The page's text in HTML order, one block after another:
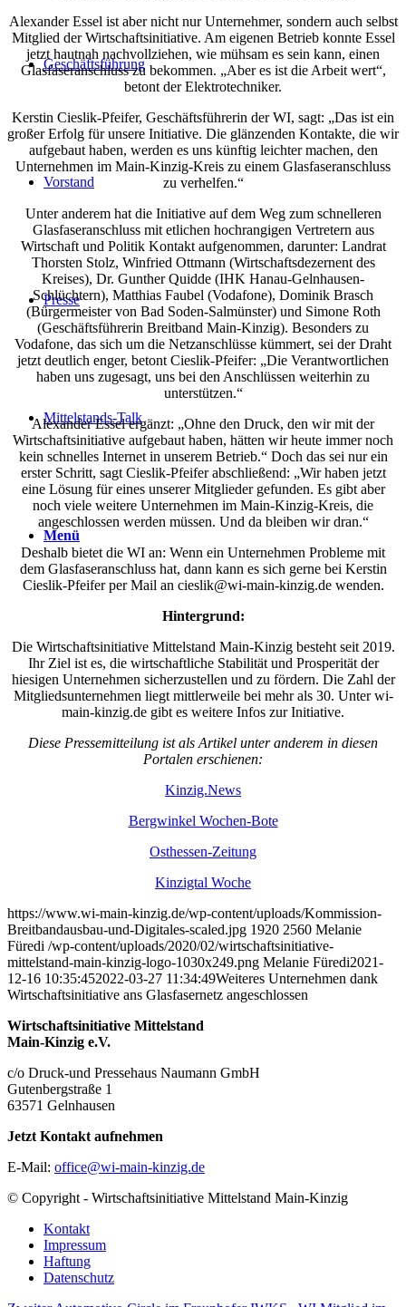
Geschäftsführung
Vorstand
Presse
Mittelstands-Talk
Menü
Alexander Essel ist aber nicht nur Unternehmer, sondern auch selbst
Mitglied der Wirtschaftsinitiative. Am eigenen Betrieb konnte Essel
jetzt hautnah nachvollziehen, wie mühsam es sein kann, einen
Glasfaseranschluss zu bekommen. „Aber es ist die Arbeit wert“,
betont der Elektrotechniker.
Kerstin Cieslik-Pfeifer, Geschäftsführerin der WI, sagt: „Das ist ein
großer Erfolg für unsere Initiative. Die glänzenden Kontakte, die wir
aufgebaut haben, werden es uns künftig leichter machen, den
Unternehmen im Main-Kinzig-Kreis zu einem Glasfaseranschluss
zu verhelfen.“
Unter anderem hat die Initiative auf dem Weg zum schnelleren
Glasfaseranschluss mit etlichen hochrangigen Vertretern aus
Wirtschaft und Politik Kontakt aufgenommen, darunter: Landrat
Thorsten Stolz, Winfried Ottmann (Wirtschaftsdezernent des
Kreises), Dr. Gunther Quidde (IHK Hanau-Gelnhausen-
Schlüchtern), Matthias Faubel (Vodafone), Dominik Brasch
(Bürgermeister von Bad Soden-Salmünster) und Simone Roth
(Geschäftsführerin Breitband Main-Kinzig). Besonders zu
Vodafone, das sich um die Netzanschlüsse kümmert, sei der Draht
jetzt deutlich enger, betont Cieslik-Pfeifer: „Die Verantwortlichen
haben uns zugesagt, uns bei den Anschlüssen weiterhin zu
unterstützen.“
Alexander Essel ergänzt: „Ohne den Druck, den wir mit der
Wirtschaftsinitiative aufgebaut haben, hätten wir heute immer noch
kein schnelles Internet in unserem Betrieb.“ Doch das sei nur ein
erster Schritt, sagt Cieslik-Pfeifer abschließend: „Wir haben jetzt
eine Lösung für eines unserer Mitglieder gefunden. Es gibt aber
noch viele weitere Unternehmen im Main-Kinzig-Kreis, die
angeschlossen werden müssen. Und da bleiben wir dran.“
Deshalb bietet die WI an: Wenn ein Unternehmen Probleme mit
dem Glasfaseranschluss hat, dann kann es sich gerne bei Kerstin
Cieslik-Pfeifer per Mail an cieslik@wi-main-kinzig.de wenden.
Hintergrund:
Die Wirtschaftsinitiative Mittelstand Main-Kinzig besteht seit 2019.
Ihr Ziel ist es, die wirtschaftliche Stabilität und Prosperität der
hiesigen Unternehmen sicherzustellen und zu fördern. Die Zahl der
Mitgliedsunternehmen liegt mittlerweile bei mehr als 30. Unter wi-
main-kinzig.de gibt es weitere Infos zur Initiative.
Diese Pressemitteilung ist als Artikel unter anderem in diesen
Portalen erschienen:
Kinzig.News
Bergwinkel Wochen-Bote
Osthessen-Zeitung
Kinzigtal Woche
https://www.wi-main-kinzig.de/wp-content/uploads/Kommission-
Breitbandausbau-und-Digitales-scaled.jpg 1920 2560 Melanie
Füredi /wp-content/uploads/2020/02/wirtschaftsinitiative-
mittelstand-main-kinzig-logo-1030x249.png Melanie Füredi2021-
12-16 10:35:452022-03-27 11:34:49Weiteres Unternehmen dank
Wirtschaftsinitiative ans Glasfasernetz angeschlossen
Wirtschaftsinitiative Mittelstand
Main-Kinzig e.V.
c/o Druck-und Pressehaus Naumann GmbH
Gutenbergstraße 1
63571 Gelnhausen
Jetzt Kontakt aufnehmen
E-Mail: office@wi-main-kinzig.de
© Copyright - Wirtschaftsinitiative Mittelstand Main-Kinzig
Kontakt
Impressum
Haftung
Datenschutz